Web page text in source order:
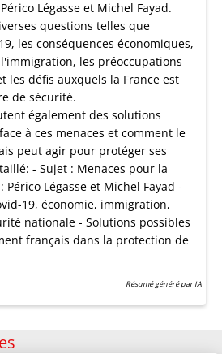
Légasse et Michel Fayad.
questions telles que
les conséquences économiques,
les préoccupations
les défis auxquels la France est
de sécurité.
également des solutions
à ces menaces et comment le
peut agir pour protéger ses
- Sujet : Menaces pour la
Périco Légasse et Michel Fayad -
19, économie, immigration,
nationale - Solutions possibles
français dans la protection de
Résumé généré par IA